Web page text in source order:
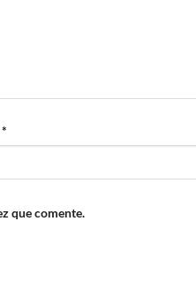
*
que comente.